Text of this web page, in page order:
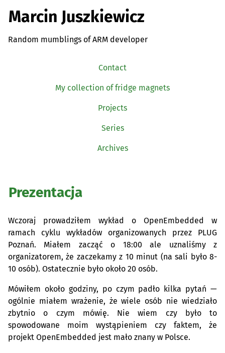
Marcin Juszkiewicz
Random mumblings of ARM developer
Contact
My collection of fridge magnets
Projects
Series
Archives
Prezentacja
Wczoraj prowadziłem wykład o OpenEmbedded w
ramach cyklu wykładów organizowanych przez PLUG
Poznań. Miałem zacząć o 18:00 ale uznaliśmy z
organizatorem, że zaczekamy z 10 minut (na sali było 8-
10 osób). Ostatecznie było około 20 osób.
Mówiłem około godziny, po czym padło kilka pytań —
ogólnie miałem wrażenie, że wiele osób nie wiedziało
zbytnio o czym mówię. Nie wiem czy było to
spowodowane moim wystąpieniem czy faktem, że
projekt OpenEmbedded jest mało znany w Polsce.